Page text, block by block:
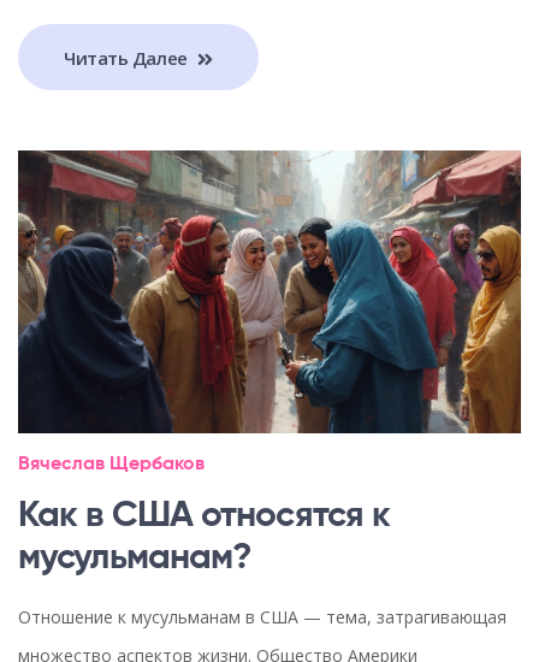
Читать Далее
Вячеслав Щербаков
Как в США относятся к
мусульманам?
Отношение к мусульманам в США — тема, затрагивающая
множество аспектов жизни. Общество Америки